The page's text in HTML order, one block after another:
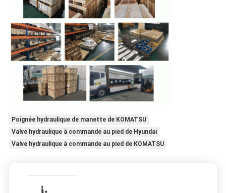
Poignée hydraulique de manette de KOMATSU
Valve hydraulique à commande au pied de Hyundai
Valve hydraulique à commande au pied de KOMATSU